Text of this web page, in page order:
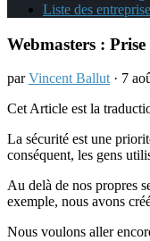
Liste des
Webmasters :
parVincent Ballut· 7
Cet Article est la
La sécurité est une
conséquent, les gens
Au delà de nos propres
exemple, nous avons
Nous voulons aller